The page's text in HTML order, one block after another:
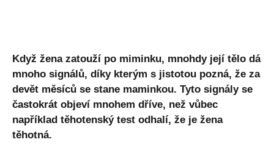
Když žena zatouží po miminku, mnohdy její tělo dá
mnoho signálů, díky kterým s jistotou pozná, že za
devět měsíců se stane maminkou. Tyto signály se
častokrát objeví mnohem dříve, než vůbec
například těhotenský test odhalí, že je žena
těhotná.